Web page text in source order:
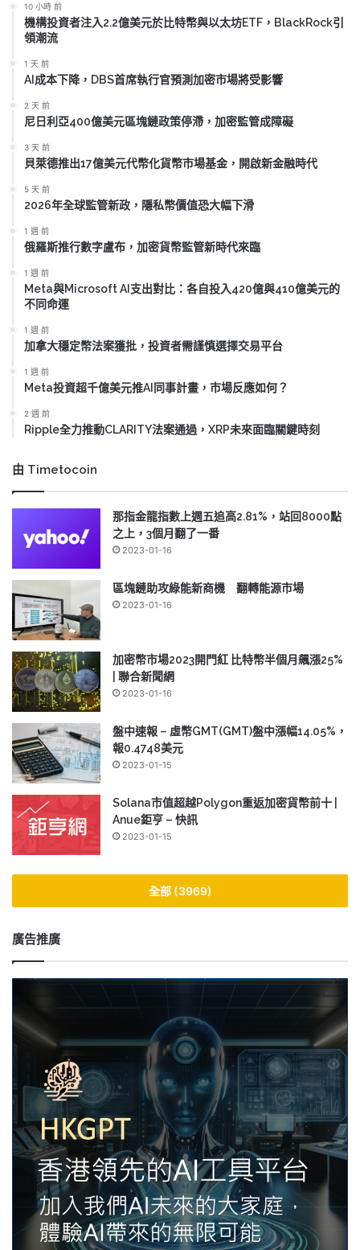
10 小時 前
機構投資者注入2.2億美元於比特幣與以太坊ETF，BlackRock引
領潮流
1 天 前
AI成本下降，DBS首席執行官預測加密市場將受影響
2 天 前
尼日利亞400億美元區塊鏈政策停滯，加密監管成障礙
3 天 前
貝萊德推出17億美元代幣化貨幣市場基金，開啟新金融時代
5 天 前
2026年全球監管新政，隱私幣價值恐大幅下滑
1 週 前
俄羅斯推行數字盧布，加密貨幣監管新時代來臨
1 週 前
Meta與Microsoft AI支出對比：各自投入420億與410億美元的
不同命運
1 週 前
加拿大穩定幣法案獲批，投資者需謹慎選擇交易平台
1 週 前
Meta投資超千億美元推AI同事計畫，市場反應如何？
2 週 前
Ripple全力推動CLARITY法案通過，XRP未來面臨關鍵時刻
由 Timetocoin
那指金龍指數上週五追高2.81%，站回8000點
之上，3個月翻了一番
2023-01-16
區塊鏈助攻綠能新商機 翻轉能源市場
2023-01-16
加密幣市場2023開門紅 比特幣半個月飆漲25%
| 聯合新聞網
2023-01-16
盤中速報 – 虛幣GMT(GMT)盤中漲幅14.05%，
報0.4748美元
2023-01-15
Solana市值超越Polygon重返加密貨幣前十 |
Anue鉅亨 – 快訊
2023-01-15
全部 (3969)
廣告推廣